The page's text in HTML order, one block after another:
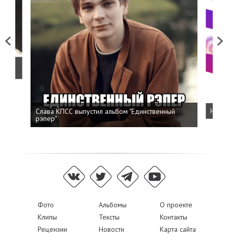
Previous
Слава КПСС выпустил альбом "Единственный
рэпер"
Next
Фото Альбомы
О проекте
Клипы
Тексты
Контакты
Рецензии
Новости Карта сайта